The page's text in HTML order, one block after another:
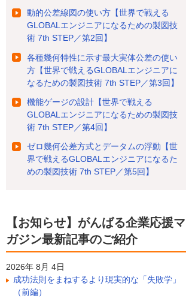
動的公差線図の使い方【世界で戦える
GLOBALエンジニアになるための製図技
術 7th STEP／第2回】
各種幾何特性に示す最大実体公差の使い
方【世界で戦えるGLOBALエンジニアに
なるための製図技術 7th STEP／第3回】
機能ゲージの設計【世界で戦える
GLOBALエンジニアになるための製図技
術 7th STEP／第4回】
ゼロ幾何公差方式とデータムの浮動【世
界で戦えるGLOBALエンジニアになるた
めの製図技術 7th STEP／第5回】
【お知らせ】がんばる企業応援マ
ガジン最新記事のご紹介
2026年 8月 4日
成功法則をまねするより現実的な「失敗学」
（前編）